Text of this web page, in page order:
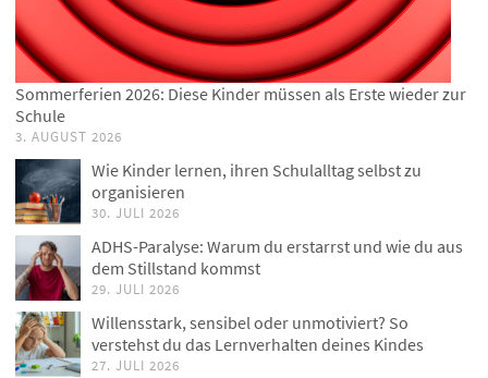
Sommerferien 2026: Diese Kinder müssen als Erste wieder zur
Schule
3. AUGUST 2026
Wie Kinder lernen, ihren Schulalltag selbst zu
organisieren
30. JULI 2026
ADHS-Paralyse: Warum du erstarrst und wie du aus
dem Stillstand kommst
29. JULI 2026
Willensstark, sensibel oder unmotiviert? So
verstehst du das Lernverhalten deines Kindes
27. JULI 2026